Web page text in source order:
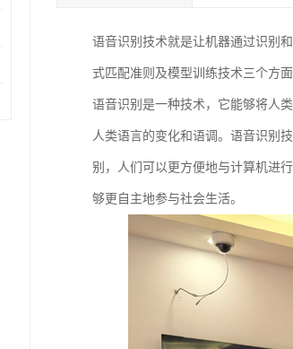
语音识别技术就是让机器通过识别
式匹配准则及模型训练技术三个方面
语音识别是一种技术，它能够将人
人类语言的变化和语调。语音识别
别，人们可以更方便地与计算机进
够更自主地参与社会生活。